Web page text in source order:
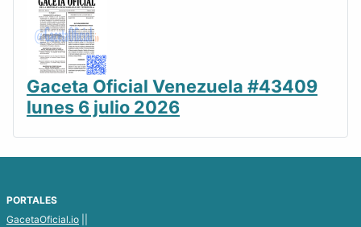
Gaceta Oficial Venezuela #43409
lunes 6 julio 2026
PORTALES
GacetaOficial.io